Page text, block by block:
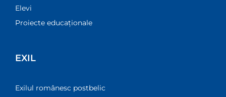
Elevi
Proiecte educaționale
EXIL
Exilul românesc postbelic